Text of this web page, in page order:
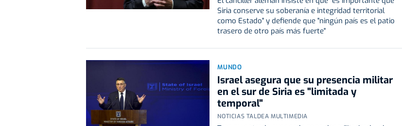
Siria conserve su soberanía e integridad territorial
como Estado" y defiende que "ningún país es el patio
trasero de otro país más fuerte"
MUNDO
Israel asegura que su presencia militar
en el sur de Siria es "limitada y
temporal"
NOTICIAS TALDEA MULTIMEDIA